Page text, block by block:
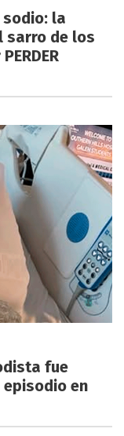
la
sarro de los
fue
en